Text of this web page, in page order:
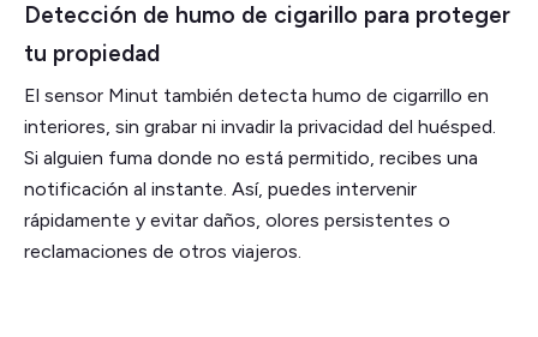
Detección de humo de cigarillo para proteger
tu propiedad
El sensor Minut también detecta humo de cigarrillo en
interiores, sin grabar ni invadir la privacidad del huésped.
Si alguien fuma donde no está permitido, recibes una
notificación al instante. Así, puedes intervenir
rápidamente y evitar daños, olores persistentes o
reclamaciones de otros viajeros.